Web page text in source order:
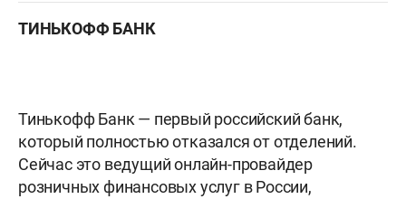
ТИНЬКОФФ БАНК
Тинькофф Банк — первый российский банк,
который полностью отказался от отделений.
Сейчас это ведущий онлайн-провайдер
розничных финансовых услуг в России,